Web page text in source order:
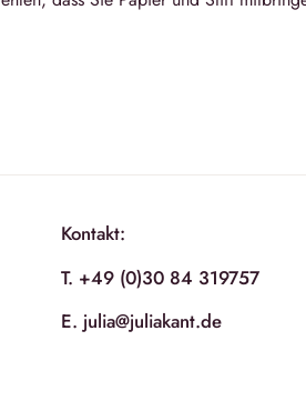
Kontakt:
T. +49 (0)30 84 319757
E. julia@juliakant.de